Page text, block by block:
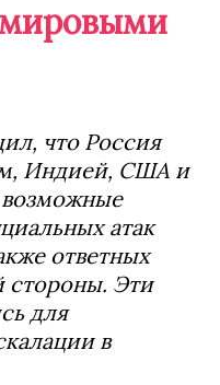
мировыми
что Россия
Индией, США и
атак
ответных
стороны. Эти
для
в